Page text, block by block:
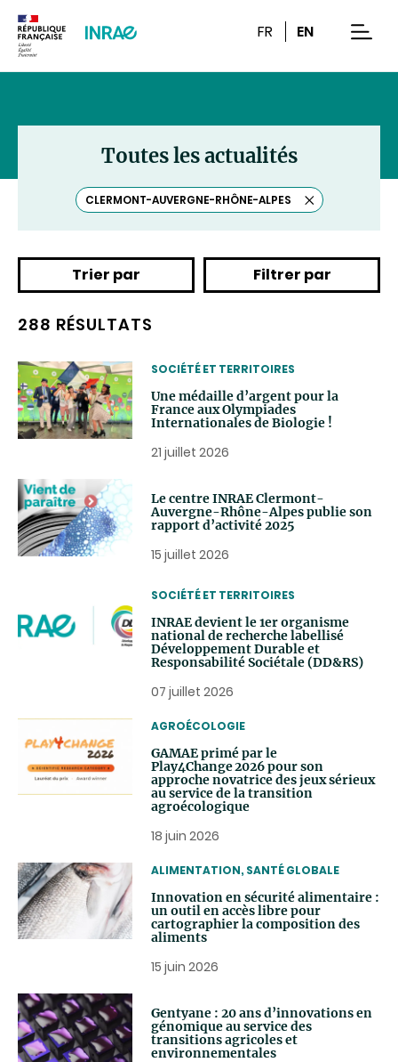
FR EN
Toutes les actualités
CLERMONT-AUVERGNE-RHÔNE-ALPES
Effacer
Trier par Filtrer par
288 RÉSULTATS
THEMATIC
SOCIÉTÉ ET TERRITOIRES
Une médaille d’argent pour la
France aux Olympiades
Internationales de Biologie !
21 juillet 2026
Le centre INRAE Clermont-
Auvergne-Rhône-Alpes publie son
rapport d’activité 2025
15 juillet 2026
THEMATIC
SOCIÉTÉ ET TERRITOIRES
INRAE devient le 1er organisme
national de recherche labellisé
Développement Durable et
Responsabilité Sociétale (DD&RS)
07 juillet 2026
THEMATIC
AGROÉCOLOGIE
GAMAE primé par le
Play4Change 2026 pour son
approche novatrice des jeux sérieux
au service de la transition
agroécologique
18 juin 2026
THEMATIC
ALIMENTATION, SANTÉ GLOBALE
Innovation en sécurité alimentaire :
un outil en accès libre pour
cartographier la composition des
aliments
15 juin 2026
Gentyane : 20 ans d’innovations en
génomique au service des
transitions agricoles et
environnementales